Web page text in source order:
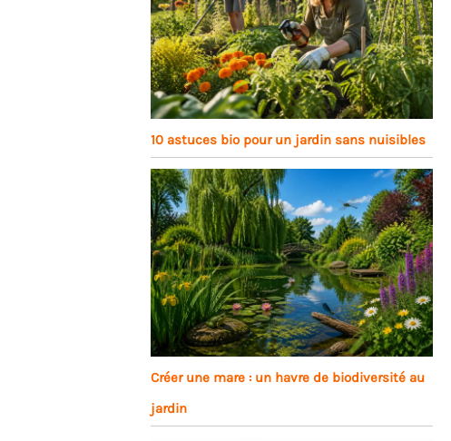
10 astuces bio pour un jardin sans nuisibles
Créer une mare : un havre de biodiversité au
jardin